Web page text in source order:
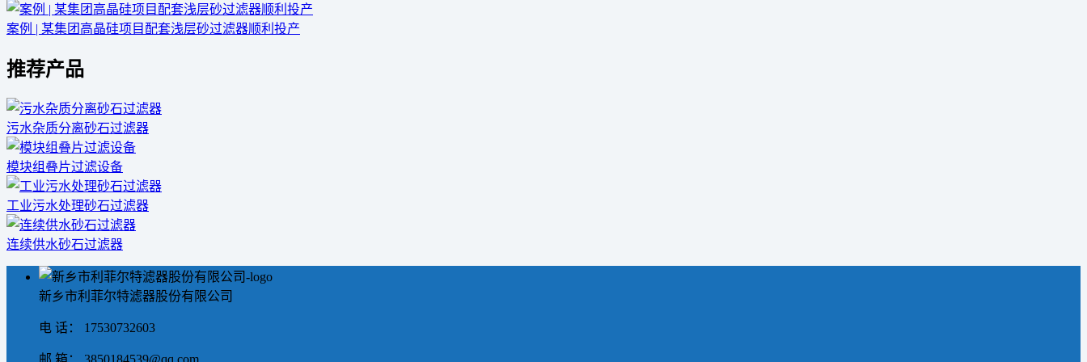
案例 | 某集团高晶硅项目配套浅层砂过滤器顺利投产
推荐产品
污水杂质分离砂石过滤器
模块组叠片过滤设备
工业污水处理砂石过滤器
连续供水砂石过滤器
新乡市利菲尔特滤器股份有限公司
电 话： 17530732603